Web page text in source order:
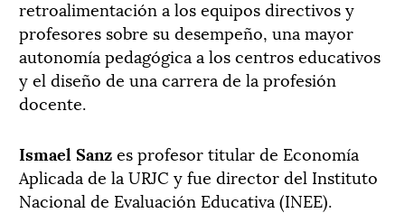
retroalimentación a los equipos directivos y
profesores sobre su desempeño, una mayor
autonomía pedagógica a los centros educativos
y el diseño de una carrera de la profesión
docente.
Ismael Sanzes profesor titular de Economía
Aplicada de la URJC y fue director del Instituto
Nacional de Evaluación Educativa (INEE).